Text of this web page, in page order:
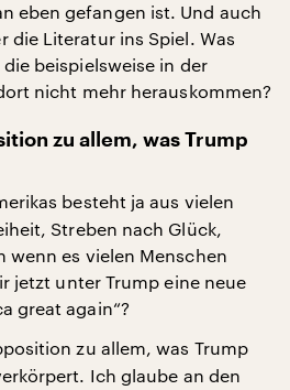
eben gefangen ist. Und auch
die Literatur ins Spiel. Was
beispielsweise in der
nicht mehr herauskommen?
zu allem, was Trump
besteht ja aus vielen
Streben nach Glück,
wenn es vielen Menschen
jetzt unter Trump eine neue
great again“?
zu allem, was Trump
Ich glaube an den